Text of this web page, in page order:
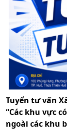
Tuyển tư vấn
“Các khu vực
ngoài các khu